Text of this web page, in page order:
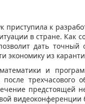
приступила к
в стране. Как
дать
экономику из
и
трехчасового
предстоящей